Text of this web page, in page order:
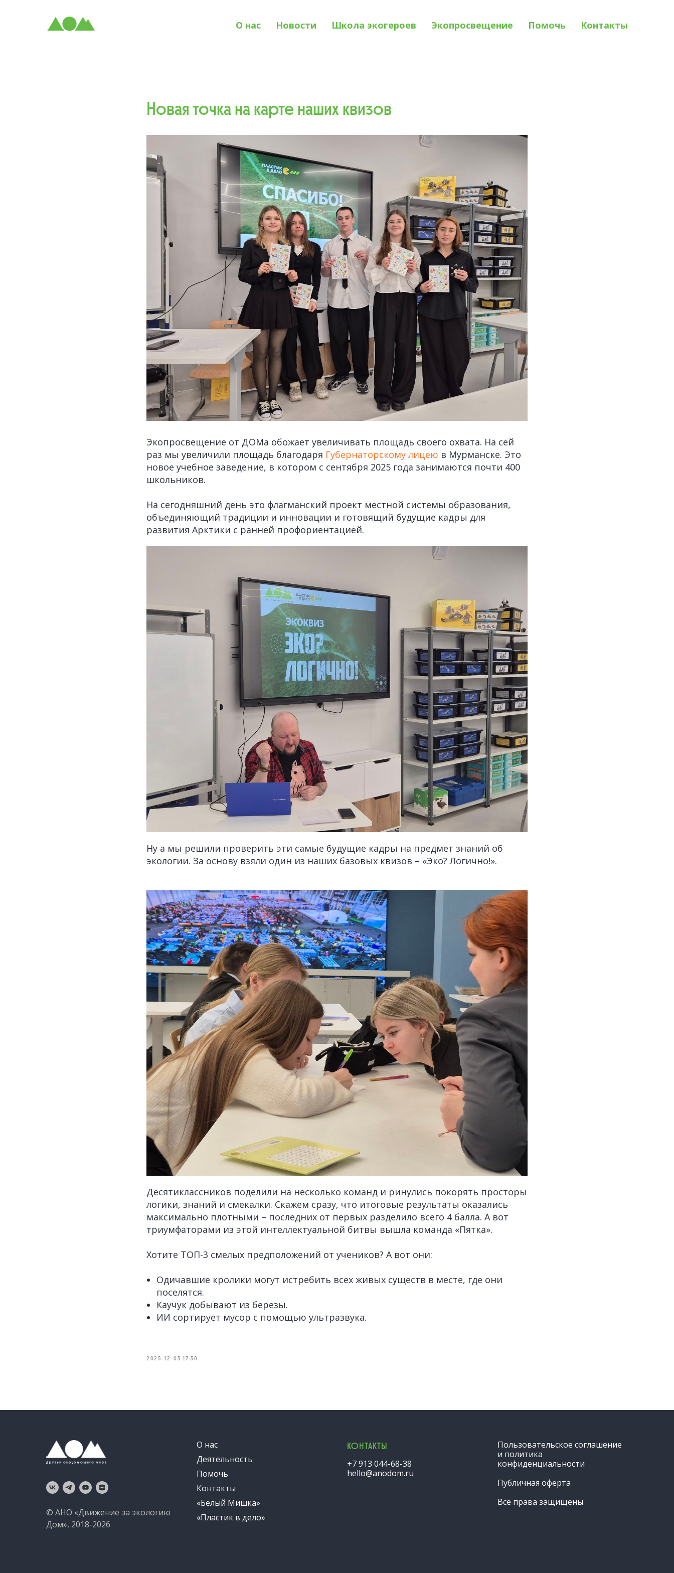
О нас Новости Школа экогероев Экопросвещение Помочь Контакты
Новая точка на карте наших квизов
Экопросвещение от ДОМа обожает увеличивать площадь своего охвата. На сей
раз мы увеличили площадь благодаря Губернаторскому лицею в Мурманске. Это
новое учебное заведение, в котором с сентября 2025 года занимаются почти 400
школьников.
На сегодняшний день это флагманский проект местной системы образования,
объединяющий традиции и инновации и готовящий будущие кадры для
развития Арктики с ранней профориентацией.
Ну а мы решили проверить эти самые будущие кадры на предмет знаний об
экологии. За основу взяли один из наших базовых квизов – «Эко? Логично!».
Десятиклассников поделили на несколько команд и ринулись покорять просторы
логики, знаний и смекалки. Скажем сразу, что итоговые результаты оказались
максимально плотными – последних от первых разделило всего 4 балла. А вот
триумфаторами из этой интеллектуальной битвы вышла команда «Пятка».
Хотите ТОП-3 смелых предположений от учеников? А вот они:
Одичавшие кролики могут истребить всех живых существ в месте, где они
поселятся.
Каучук добывают из березы.
ИИ сортирует мусор с помощью ультразвука.
2025-12-03 17:30
© АНО «Движение за экологию
Дом», 2018-2026
О нас
Деятельность
Помочь
Контакты
«Белый Мишка»
«Пластик в дело»
КОНТАКТЫ
+7 913 044-68-38
hello@anodom.ru
Пользовательское соглашение
и политика
конфиденциальности
Публичная оферта
Все права защищены